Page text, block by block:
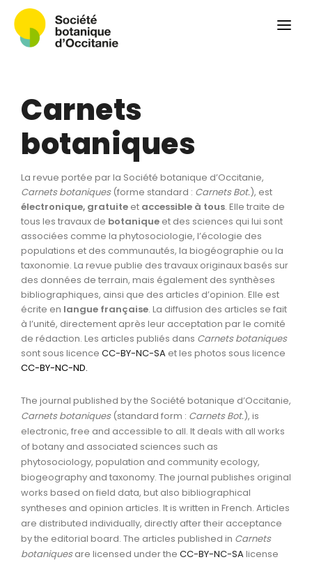
Colloque
Convergences botaniques
Herbier PCPR
Ressources
Actualités et calendrier
Contact
Carnets
botaniques
La revue portée par la Société botanique d’Occitanie,
Carnets botaniques (forme standard : Carnets Bot.), est
électronique, gratuite et accessible à tous. Elle traite de
tous les travaux de botanique et des sciences qui lui sont
associées comme la phytosociologie, l’écologie des
populations et des communautés, la biogéographie ou la
taxonomie. La revue publie des travaux originaux basés sur
des données de terrain, mais également des synthèses
bibliographiques, ainsi que des articles d’opinion. Elle est
écrite en langue française. La diffusion des articles se fait
à l’unité, directement après leur acceptation par le comité
de rédaction. Les articles publiés dans Carnets botaniques
sont sous licence CC-BY-NC-SA et les photos sous licence
CC-BY-NC-ND.
The journal published by the Société botanique d’Occitanie,
Carnets botaniques (standard form : Carnets Bot.), is
electronic, free and accessible to all. It deals with all works
of botany and associated sciences such as
phytosociology, population and community ecology,
biogeography and taxonomy. The journal publishes original
works based on field data, but also bibliographical
syntheses and opinion articles. It is written in French. Articles
are distributed individually, directly after their acceptance
by the editorial board. The articles published in Carnets
botaniquesare licensed under the CC-BY-NC-SAlicense